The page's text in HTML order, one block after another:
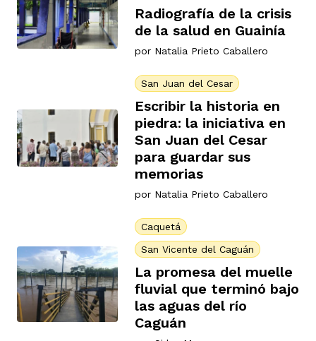
Radiografía de la crisis
de la salud en Guainía
por Natalia Prieto Caballero
San Juan del Cesar
Escribir la historia en
piedra: la iniciativa en
San Juan del Cesar
para guardar sus
memorias
por Natalia Prieto Caballero
Caquetá
San Vicente del Caguán
La promesa del muelle
fluvial que terminó bajo
las aguas del río
Caguán